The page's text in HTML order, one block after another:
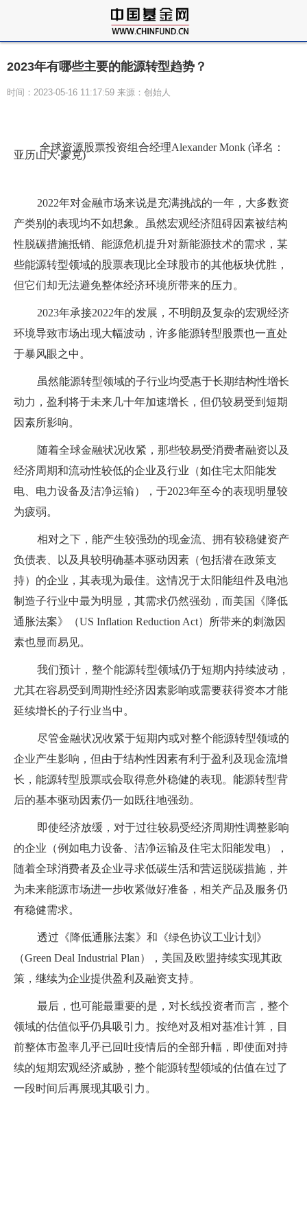
2023年有哪些主要的能源转型趋势？
时间：2023-05-16 11:17:59 来源：创始人
全球资源股票投资组合经理Alexander Monk (译名：
亚历山大∙蒙克)
2022年对金融市场来说是充满挑战的一年，大多数资
产类别的表现均不如想象。虽然宏观经济阻碍因素被结构
性脱碳措施抵销、能源危机提升对新能源技术的需求，某
些能源转型领域的股票表现比全球股市的其他板块优胜，
但它们却无法避免整体经济环境所带来的压力。
2023年承接2022年的发展，不明朗及复杂的宏观经济
环境导致市场出现大幅波动，许多能源转型股票也一直处
于暴风眼之中。
虽然能源转型领域的子行业均受惠于长期结构性增长
动力，盈利将于未来几十年加速增长，但仍较易受到短期
因素所影响。
随着全球金融状况收紧，那些较易受消费者融资以及
经济周期和流动性较低的企业及行业（如住宅太阳能发
电、电力设备及洁净运输），于2023年至今的表现明显较
为疲弱。
相对之下，能产生较强劲的现金流、拥有较稳健资产
负债表、以及具较明确基本驱动因素（包括潜在政策支
持）的企业，其表现为最佳。这情况于太阳能组件及电池
制造子行业中最为明显，其需求仍然强劲，而美国《降低
通胀法案》（US Inflation Reduction Act）所带来的刺激因
素也显而易见。
我们预计，整个能源转型领域仍于短期内持续波动，
尤其在容易受到周期性经济因素影响或需要获得资本才能
延续增长的子行业当中。
尽管金融状况收紧于短期内或对整个能源转型领域的
企业产生影响，但由于结构性因素有利于盈利及现金流增
长，能源转型股票或会取得意外稳健的表现。能源转型背
后的基本驱动因素仍一如既往地强劲。
即使经济放缓，对于过往较易受经济周期性调整影响
的企业（例如电力设备、洁净运输及住宅太阳能发电），
随着全球消费者及企业寻求低碳生活和营运脱碳措施，并
为未来能源市场进一步收紧做好准备，相关产品及服务仍
有稳健需求。
透过《降低通胀法案》和《绿色协议工业计划》
（Green Deal Industrial Plan），美国及欧盟持续实现其政
策，继续为企业提供盈利及融资支持。
最后，也可能最重要的是，对长线投资者而言，整个
领域的估值似乎仍具吸引力。按绝对及相对基准计算，目
前整体市盈率几乎已回吐疫情后的全部升幅，即使面对持
续的短期宏观经济威胁，整个能源转型领域的估值在过了
一段时间后再展现其吸引力。